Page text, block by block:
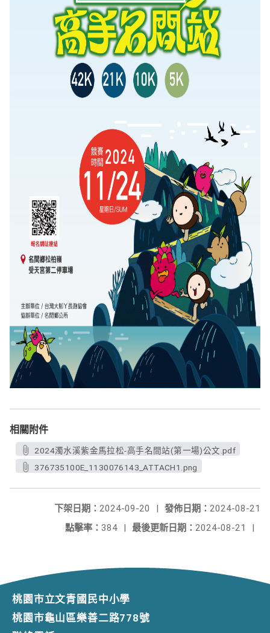
相關附件
2024濁水溪紫金馬拉松-高手名間站(第一場)公文.pdf
376735100E_1130076143_ATTACH1.png
發佈日期： 2024-08-21
下架日期： 2024-09-20
|
最後更新日期： 2024-08-21 |
點擊率： 384 |
桃園市立文青國民中小學
桃園市龜山區樂善二路778號